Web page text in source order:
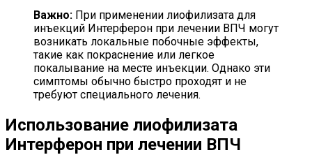
Важно: При применении лиофилизата для
инъекций Интерферон при лечении ВПЧ могут
возникать локальные побочные эффекты,
такие как покраснение или легкое
покалывание на месте инъекции. Однако эти
симптомы обычно быстро проходят и не
требуют специального лечения.
Использование лиофилизата
Интерферон при лечении ВПЧ